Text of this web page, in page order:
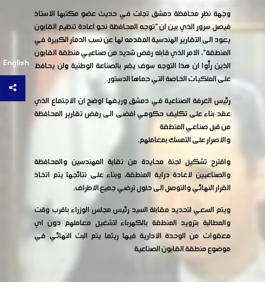
English
وجهة نظر محافظة دمشق تجلت في حديث عضو مكتبها الاستاذ
فيصل سرور الذي بين ان "توجه المحافظة نحو اعادة تنظيم القابون
يعود الى التقارير الهندسية المقدمه لها عن نسب الدمار الكبيرة في
المنطقة"، الامر الذي قابله رفض شديد من صناعيي منطقة القابون
الذين رأوا ان هذا التوجه سوف يضر بالصناعة الوطنية ولن يحافظ
على الملكيات الخاصة التي حماها الدستور.
رئيس الغرفة الصناعية في دمشق وريفها اوضح ان الاجتماع الذي
عقد بناء على تكليف حكومي افضى الى رفض تقارير المحافظة
من قبل صناعي المنطقة
والاصرار على التمسك بمعاملهم.
واقترح تشكيل لجنة محايدة من نقابة المهندسين والمحافظة
والصناعيين لاعادة دراية المنطقة، وبناء على نتائجها يتم اتخاذ
القرار النهائي والتوصل الى حلول ترضي جميع الاطراف.
ويتم السعي لتحديد مقابلة السيد رئيس مجلس الوزراء باقرب وقت
والمطالبة بتزويد المنطقة بالكهرباء لتشغيل معاملهم دون اي
معقوات من الوحدة الادارية فيها ريثما يتم البت النهائي في
موضوع منطقة القابون الصناعية